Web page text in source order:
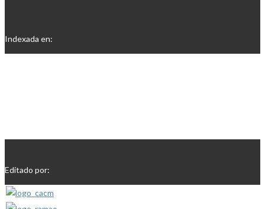
Indexada en:
Editado por: